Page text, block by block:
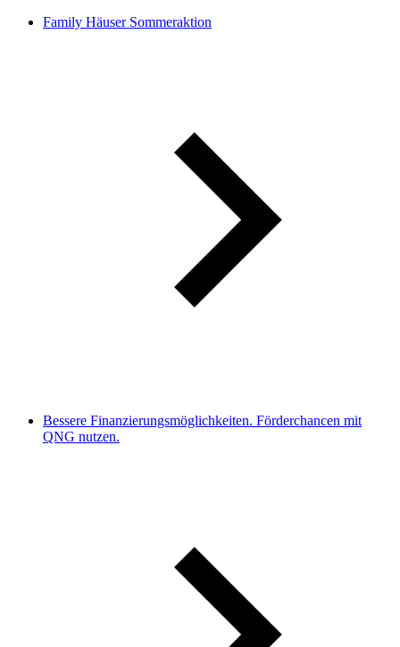
Family Häuser Sommeraktion
Bessere Finanzierungsmöglichkeiten. Förderchancen mit
QNG nutzen.